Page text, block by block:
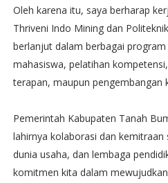
Oleh karena itu, saya berharap
Thriveni Indo Mining dan
berlanjut dalam berbagai
mahasiswa, pelatihan
terapan, maupun pengembangan
Pemerintah Kabupaten Tanah
lahirnya kolaborasi dan
dunia usaha, dan lembaga
komitmen kita dalam